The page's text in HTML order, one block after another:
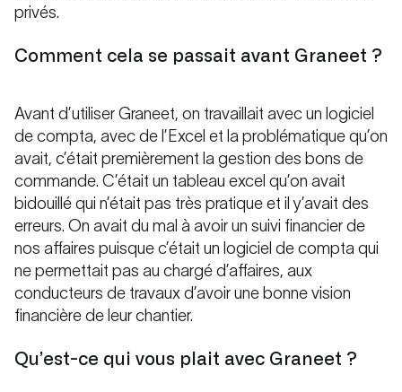
privés.
Comment cela se passait avant Graneet ?
Avant d’utiliser Graneet, on travaillait avec un logiciel
de compta, avec de l’Excel et la problématique qu’on
avait, c’était premièrement la gestion des bons de
commande. C’était un tableau excel qu’on avait
bidouillé qui n’était pas très pratique et il y’avait des
erreurs. On avait du mal à avoir un suivi financier de
nos affaires puisque c’était un logiciel de compta qui
ne permettait pas au chargé d’affaires, aux
conducteurs de travaux d’avoir une bonne vision
financière de leur chantier.
Qu’est-ce qui vous plait avec Graneet ?